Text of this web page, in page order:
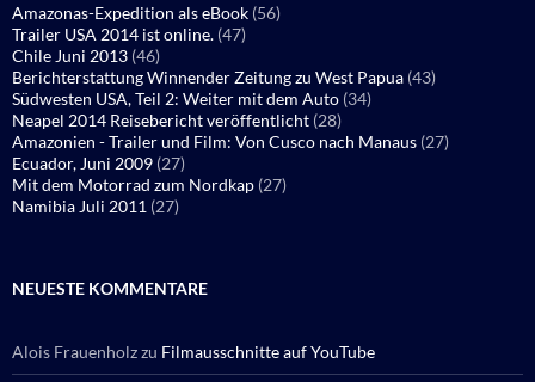
Amazonas-Expedition als eBook (56)
Trailer USA 2014 ist online. (47)
Chile Juni 2013 (46)
Berichterstattung Winnender Zeitung zu West Papua (43)
Südwesten USA, Teil 2: Weiter mit dem Auto (34)
Neapel 2014 Reisebericht veröffentlicht (28)
Amazonien - Trailer und Film: Von Cusco nach Manaus (27)
Ecuador, Juni 2009 (27)
Mit dem Motorrad zum Nordkap (27)
Namibia Juli 2011 (27)
NEUESTE KOMMENTARE
Alois Frauenholzzu Filmausschnitte auf YouTube